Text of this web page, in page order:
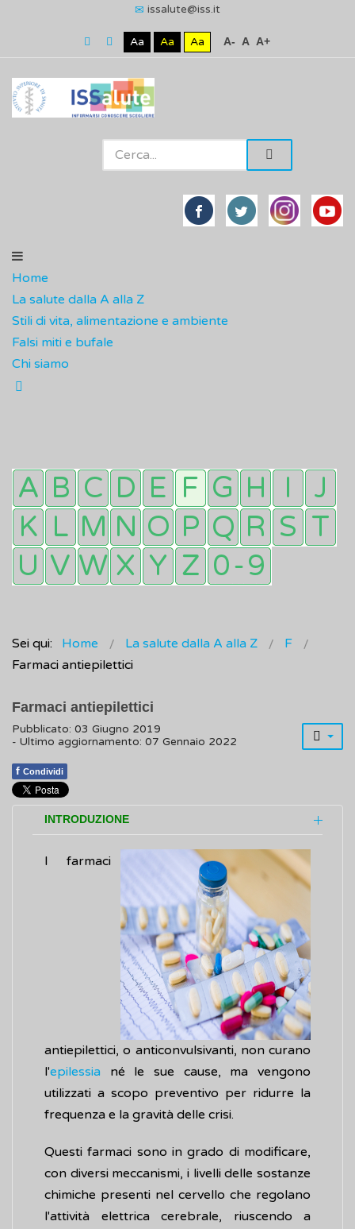
issalute@iss.it
Aa Aa Aa A- A A+
Home
La salute dalla A alla Z
Stili di vita, alimentazione e ambiente
Falsi miti e bufale
Chi siamo
Sei qui: Home La salute dalla A alla Z
F
Farmaci antiepilettici
Farmaci antiepilettici
Pubblicato: 03 Giugno 2019
- Ultimo aggiornamento: 07 Gennaio 2022
f Condividi
INTRODUZIONE
I farmaci
antiepilettici, o anticonvulsivanti, non curano
l'epilessia né le sue cause, ma vengono
utilizzati a scopo preventivo per ridurre la
frequenza e la gravità delle crisi.
Questi farmaci sono in grado di modificare,
con diversi meccanismi, i livelli delle sostanze
chimiche presenti nel cervello che regolano
l'attività elettrica cerebrale, riuscendo a